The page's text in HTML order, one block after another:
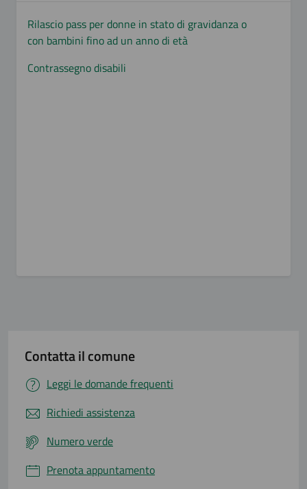
Rilascio pass per donne in stato di gravidanza o
con bambini fino ad un anno di età
Contrassegno disabili
Contatta il comune
Leggi le domande frequenti
Richiedi assistenza
Numero verde
Prenota appuntamento